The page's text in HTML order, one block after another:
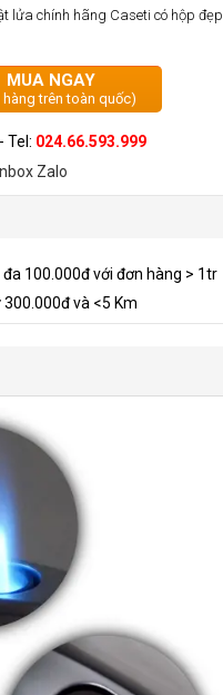
lửa chính hãng Caseti có hộp đẹp
MUA NGAY
hàng trên toàn quốc)
- Tel: 024.66.593.999
Inbox Zalo
100.000đ với đơn hàng > 1tr
300.000đ và <5 Km